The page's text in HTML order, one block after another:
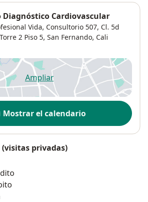
Cardiovascular
Vida, Consultorio 507, Cl. 5d
2 Piso 5, San Fernando, Cali
Ampliarse abre en una nueva
Mostrar el calendario
(visitas privadas)